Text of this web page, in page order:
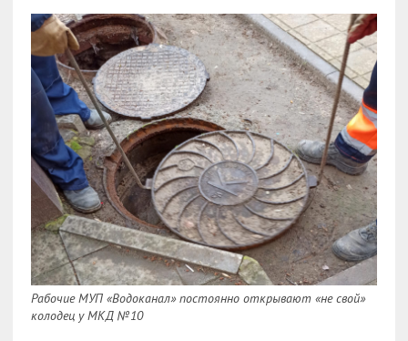
Рабочие МУП «Водоканал» постоянно открывают «не свой»
колодец у МКД №10